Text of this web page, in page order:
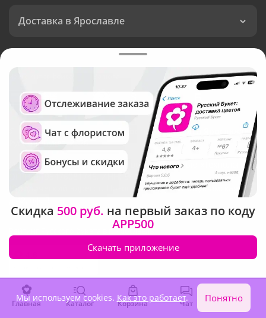
Доставка в Ярославле
Служба круглосуточной доставки цветов в Ярославле
Русский Букет, 2026
Общество с ограниченной ответственностью «Технология»
ОГРН: 1195476081745, ИНН: 5410081997
Юридический адрес: г. Новосибирск, ул. Ипподромская,
Рейтинг Русского букета в г. Ярославль
Главная Каталог Корзина Чат Войти
Скидка 500 руб. на первый заказ по коду
APP500
Скачать приложение
Мы используем cookies. Как это работает. Понятно